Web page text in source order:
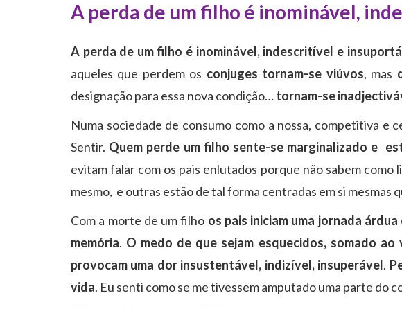
A perda de um filho é inominável,
A perda de um filho é inominável, indescritível e
aqueles que perdem os conjuges tornam-se viúvos, mas
designação para essa nova condição…tornam-se
Numa sociedade de consumo como a nossa, competitiva e
Sentir. Quem perde um filho sente-se marginalizado e
evitam falar com os pais enlutados porque não sabem
mesmo, e outras estão de tal forma centradas em si mesmas
Com a morte de um filho os pais iniciam uma jornada
memória. O medo de que sejam esquecidos, somado
provocam uma dor insustentável, indizível, insuperável.
vida. Eu senti como se me tivessem amputado uma parte do